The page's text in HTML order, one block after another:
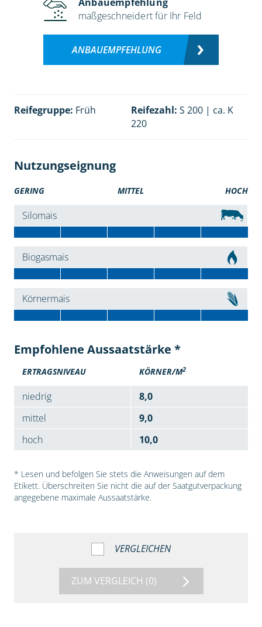
maßgeschneidert für Ihr Feld
ANBAUEMPFEHLUNG
Reifegruppe: Früh Reifezahl: S 200 | ca. K
220
Nutzungseignung
GERING MITTEL HOCH
Silomais
Biogasmais
Körnermais
Empfohlene Aussaatstärke *
ERTRAGSNIVEAU KÖRNER/M2
niedrig
8,0
mittel
9,0
hoch
10,0
* Lesen und befolgen Sie stets die Anweisungen auf dem
Etikett. Überschreiten Sie nicht die auf der Saatgutverpackung
angegebene maximale Aussaatstärke.
VERGLEICHEN
ZUM VERGLEICH (0)